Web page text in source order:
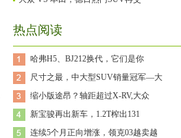
热点阅读
哈弗H5、BJ212换代，它们是你
尺寸之最，中大型SUV销量冠军—大
缩小版途昂？轴距超过X-RV,大众
新宝骏再出新车，1.2T榨出131
连续5个月正向增涨，领克03越卖越